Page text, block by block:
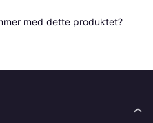
med dette produktet?